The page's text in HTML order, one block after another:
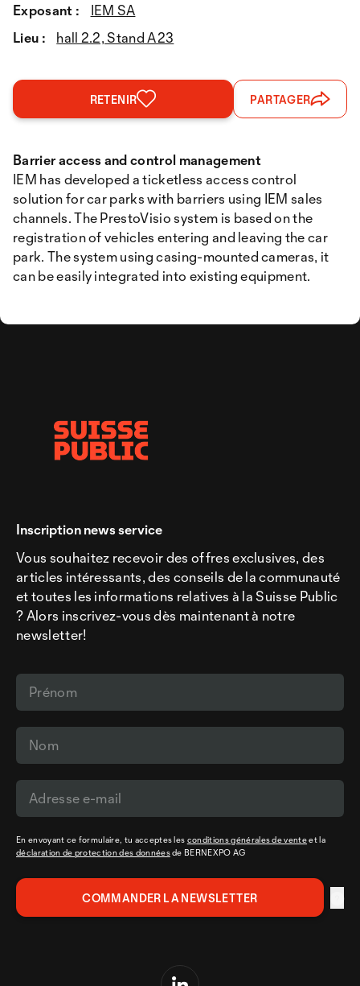
Exposant :
IEM SA
Lieu :
hall 2.2, Stand A23
RETENIR PARTAGER
Barrier access and control management
IEM has developed a ticketless access control
solution for car parks with barriers using IEM sales
channels. The PrestoVisio system is based on the
registration of vehicles entering and leaving the car
park. The system using casing-mounted cameras, it
can be easily integrated into existing equipment.
Inscription news service
Vous souhaitez recevoir des offres exclusives, des
articles intéressants, des conseils de la communauté
et toutes les informations relatives à la Suisse Public
? Alors inscrivez-vous dès maintenant à notre
newsletter!
En envoyant ce formulaire, tu acceptes les conditions générales de venteet la
déclaration de protection des donnéesde BERNEXPO AG